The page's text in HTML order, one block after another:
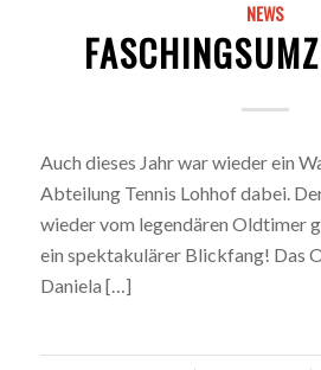
NEWS
Auch dieses Jahr war wieder ein
Abteilung Tennis Lohhof dabei.
wieder vom legendären Oldtimer
ein spektakulärer Blickfang! Das
Daniela […]